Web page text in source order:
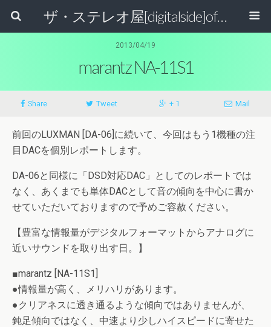
ザ・ステレオ屋[digitalside]official blog.
2013/04/19
marantz NA-11S1
Share Tweet + 1 Mail
前回のLUXMAN [DA-06]に続いて、今回はもう1機種の注
目DACを個別レポートします。
DA-06と同様に「DSD対応DAC」としてのレポートでは
なく、あくまでも単体DACとして音の傾向を中心に書か
せていただいておりますので予めご容赦ください。
【豊富な情報量がデジタルフォーマットからアナログに
近いサウンドを取り出す日。】
■marantz [NA-11S1]
●情報量が高く、メリハリがあります。
●クリアネスに透き通るような傾向ではありませんが、
鈍足傾向ではなく、中速より少しハイスピードに寄せた